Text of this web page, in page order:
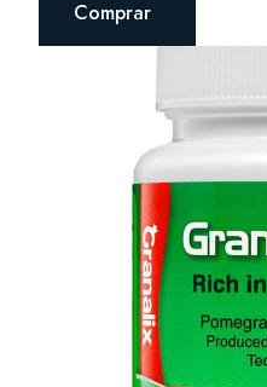
Comprar